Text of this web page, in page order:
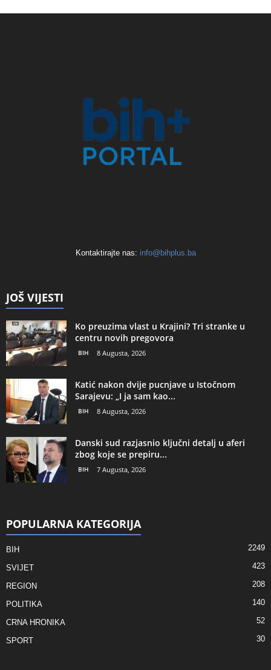
Kontaktirajte nas: info@bihplus.ba
JOŠ VIJESTI
Ko preuzima vlast u Krajini? Tri stranke u
centru novih pregovora
BIH 8 Augusta, 2026
Katić nakon dvije pucnjave u Istočnom
Sarajevu: „I ja sam kao...
BIH 8 Augusta, 2026
Danski sud razjasnio ključni detalj u aferi
zbog koje se prepiru...
BIH 7 Augusta, 2026
POPULARNA KATEGORIJA
BIH 2249
SVIJET 423
REGION 208
POLITIKA 140
CRNA HRONIKA 52
SPORT 30